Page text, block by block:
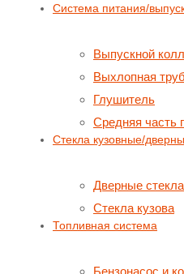
Система питания/
Выпускной
Выхлопная
Глушитель
Средняя часть
Стекла кузовные/
Дверные стекла
Стекла кузова
Топливная система
Бензонасос и